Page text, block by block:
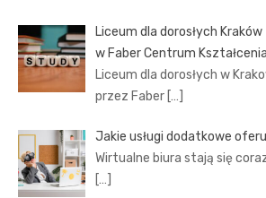
Liceum dla dorosłych
w Faber Centrum Kształcenia
Liceum dla dorosłych w
przez Faber […]
Jakie usługi dodatkowe
Wirtualne biura stają się
[…]